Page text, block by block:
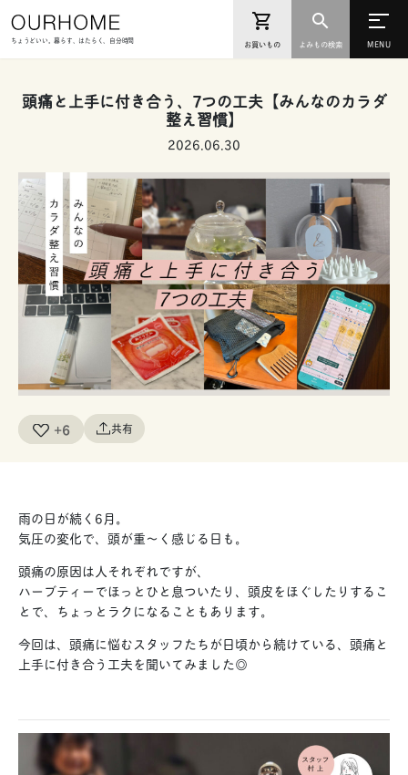
ちょうどいい。暮らす、はたらく、自分時間
頭痛と上手に付き合う、7つの工夫【みんなのカラダ
整え習慣】
2026.06.30
+6 共有
雨の日が続く6月。
気圧の変化で、頭が重〜く感じる日も。
頭痛の原因は人それぞれですが、
ハーブティーでほっとひと息ついたり、頭皮をほぐしたりするこ
とで、ちょっとラクになることもあります。
今回は、頭痛に悩むスタッフたちが日頃から続けている、頭痛と
上手に付き合う工夫を聞いてみました◎
お買いもの よみもの検索